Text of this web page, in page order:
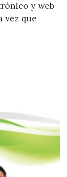
y web
vez que